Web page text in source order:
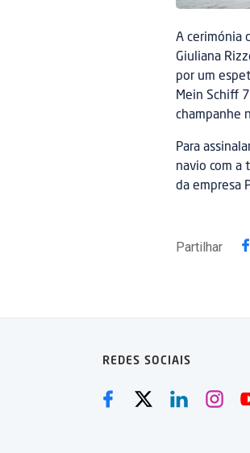
A cerimónia
Giuliana
por um
Mein Schiff
champanhe
Para
navio com a
da empresa
Partilhar
REDES SOCIAIS